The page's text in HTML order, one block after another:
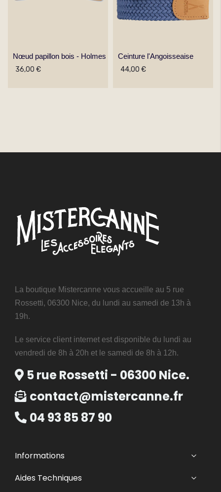
Nœud papillon bois - Holmes
36,00 €
Ceinture l'Angoisseaise
44,00 €
La boutique Mistercanne vous accueille au 5 rue
Rossetti, 06300 Nice, du lundi au samedi de 13h à
19h.
Le service client internet est disponible du lundi au
vendredi de 8h à 20h et le samedi de 8h à 12h.
5 rue Rossetti - 06300 Nice.
contact@mistercanne.fr
04 93 85 87 90
Informations
Aides Techniques